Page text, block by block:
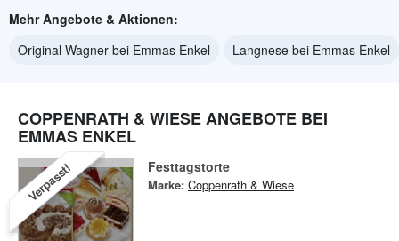
Mehr Angebote & Aktionen:
Original Wagner bei Emmas Enkel
Langnese bei Emmas Enkel
COPPENRATH & WIESE ANGEBOTE BEI
EMMAS ENKEL
Verpasst! Festtagstorte
Marke: Coppenrath & Wiese